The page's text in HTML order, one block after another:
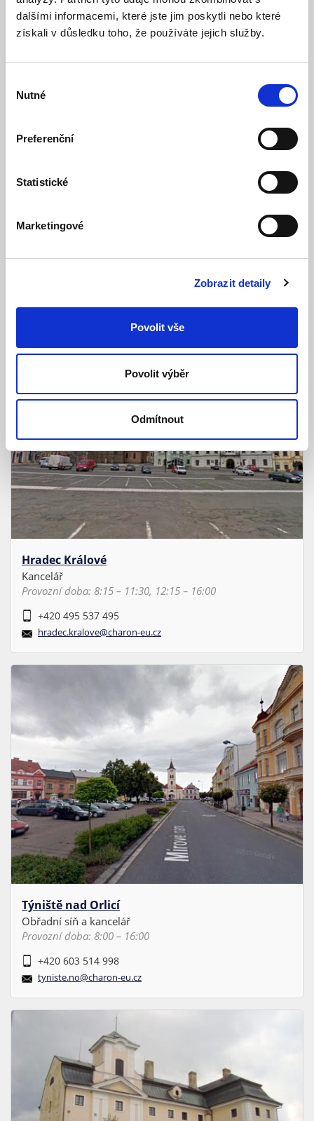
dalšími informacemi, které jste jim poskytli nebo které
získali v důsledku toho, že používáte jejich služby.
souhlasu
Nutné
Preferenční
Statistické
Marketingové
Zobrazit detaily
Povolit vše
Povolit výběr
Odmítnout
Kancelář
Hradec Králové
Kancelář
Provozní doba: 8:15 – 11:30, 12:15 – 16:00
+420 495 537 495
hradec.kralove@charon-eu.cz
Týniště nad Orlicí
Obřadní síň a kancelář
Provozní doba: 8:00 – 16:00
+420 603 514 998
tyniste.no@charon-eu.cz